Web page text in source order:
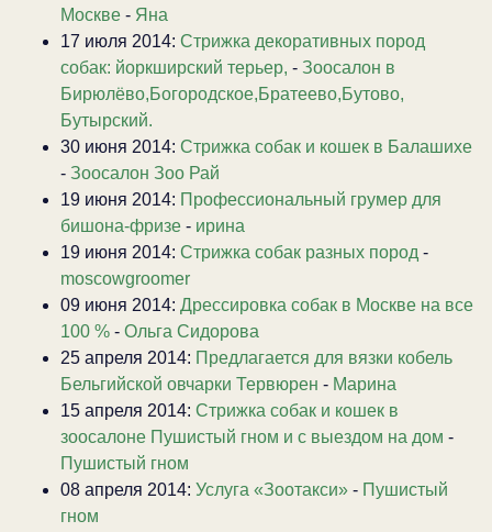
Москве - Яна
17 июля 2014: Стрижка декоративных пород
собак: йоркширский терьер, - Зоосалон в
Бирюлёво,Богородское,Братеево,Бутово,
Бутырский.
30 июня 2014: Стрижка собак и кошек в Балашихе
- Зоосалон Зоо Рай
19 июня 2014: Профессиональный грумер для
бишона-фризе - ирина
19 июня 2014: Стрижка собак разных пород -
moscowgroomer
09 июня 2014: Дрессировка собак в Москве на все
100 % - Ольга Сидорова
25 апреля 2014: Предлагается для вязки кобель
Бельгийской овчарки Тервюрен - Марина
15 апреля 2014: Стрижка собак и кошек в
зоосалоне Пушистый гном и с выездом на дом -
Пушистый гном
08 апреля 2014: Услуга «Зоотакси» - Пушистый
гном